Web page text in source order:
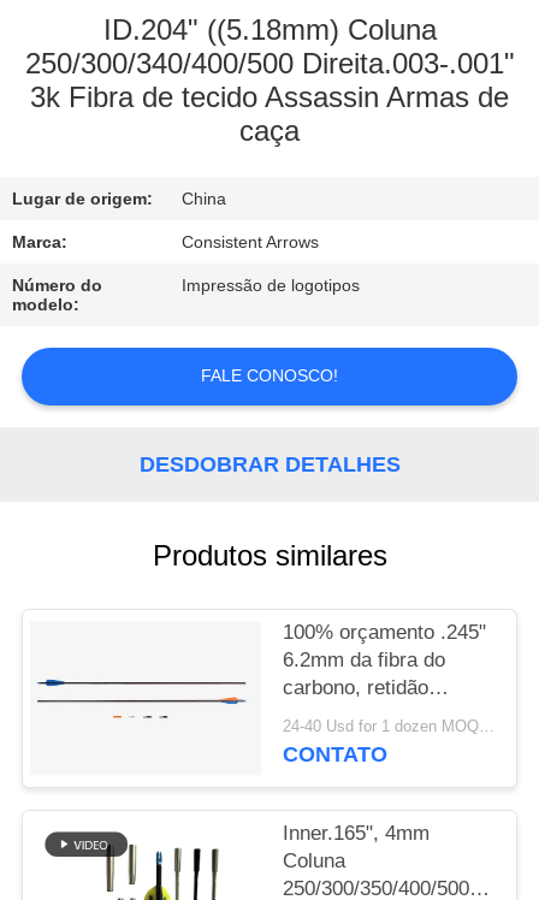
FÁBRICA
CONTROLE
CONTACTE-
NOS
PEÇA
UMAS
SITE
POLÍTICA
ID.204" ((5.18mm) Coluna
250/300/340/400/500 Direita.003-.001"
3k Fibra de tecido Assassin Armas de
caça
Lugar de origem: China
Marca: Consistent Arrows
Número do
modelo:
Impressão de logotipos
FALE CONOSCO!
DESDOBRAR DETALHES
Produtos similares
100% orçamento .245"
6.2mm da fibra do
carbono, retidão
.003-.001" aletas/penas
de caça das setas da
24-40 Usd for 1 dozen MOQ:2 dúzias
CONTATO
Inner.165", 4mm
Coluna
250/300/350/400/500/600/